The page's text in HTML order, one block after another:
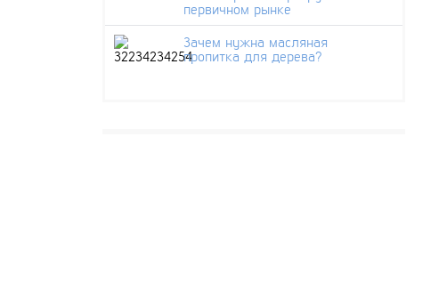
первичном рынке
Зачем нужна масляная
пропитка для дерева?